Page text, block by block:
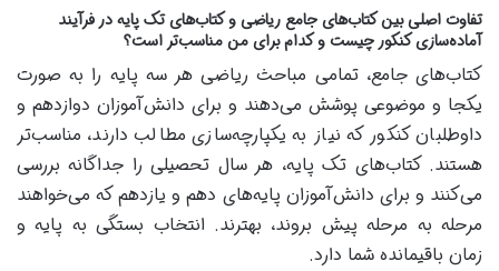
تفاوت اصلی بین کتاب‌های جامع ریاضی و کتاب‌های تک پایه در فرآیند
آماده‌سازی کنکور چیست و کدام برای من مناسب‌تر است؟
کتاب‌های جامع، تمامی مباحث ریاضی هر سه پایه را به صورت
یکجا و موضوعی پوشش می‌دهند و برای دانش‌آموزان دوازدهم و
داوطلبان کنکور که نیاز به یکپارچه‌سازی مطالب دارند، مناسب‌تر
هستند. کتاب‌های تک پایه، هر سال تحصیلی را جداگانه بررسی
می‌کنند و برای دانش‌آموزان پایه‌های دهم و یازدهم که می‌خواهند
مرحله به مرحله پیش بروند، بهترند. انتخاب بستگی به پایه و
زمان باقیمانده شما دارد.